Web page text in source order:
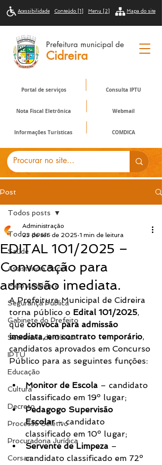
Portal de serviços Consulta IPTU
Nota Fiscal Eletrônica
Informações Turísticas COMDICA
Webmail
Acessibilidade Conteúdo [1] Menu [2] Mapa do site
Prefeitura municipal de
Cidreira
Post
Todos posts
Saúde
Assistência Social
Meio Ambiente
Segurança Pública
Gabinete do Prefeito
Secretaria de Obras
IPTU
Educação
Cultura
Decreto
Processo Seletivo
Procuradoria Jurídica
Corsan
Todos posts
EDITAL 101/2025 –
Convocação para
admissão imediata.
Administração
23 de set. de 2025 1 min de leitura
A Prefeitura Municipal de Cidreira
torna público o Edital 101/2025,
que convoca para admissão
imediata, em contrato temporário,
candidatos aprovados em Concurso
Público para as seguintes funções:
Monitor de Escola – candidato
classificado em 19º lugar;
Pedagogo Supervisão
Escolar – candidato
classificado em 10º lugar;
Servente de Limpeza –
candidato classificado em 72º